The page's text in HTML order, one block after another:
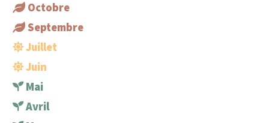
Octobre
Septembre
Juillet
Juin
Mai
Avril